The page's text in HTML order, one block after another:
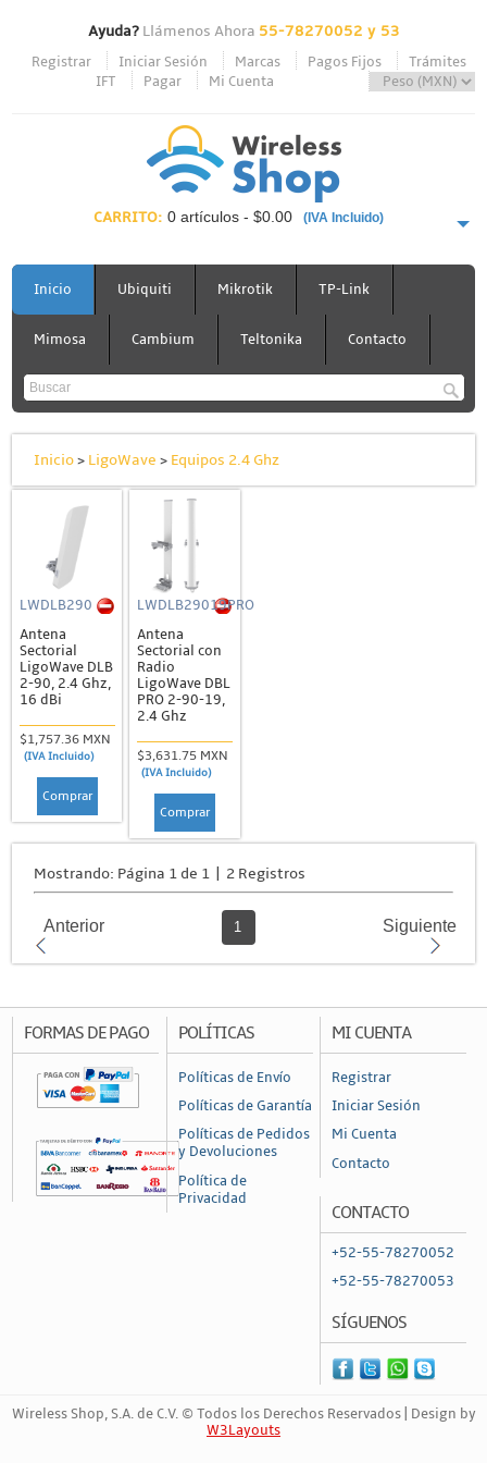
Ayuda?Llámenos Ahora 55-78270052 y 53
Registrar Iniciar Sesión Marcas Pagos Fijos
Trámites
IFT
Pagar Mi Cuenta
CARRITO: 0 artículos - $0.00 (IVA Incluido)
PAGAR AHORA
Inicio Ubiquiti Mikrotik TP-Link
Mimosa Cambium Teltonika Contacto
Inicio> LigoWave > Equipos 2.4 Ghz
LWDLB290
Antena
Sectorial
LigoWave DLB
2-90, 2.4 Ghz,
16 dBi
$1,757.36 MXN
(IVA Incluido)
Comprar
LWDLB29019PRO
Antena
Sectorial con
Radio
LigoWave DBL
PRO 2-90-19,
2.4 Ghz
$3,631.75 MXN
(IVA Incluido)
Comprar
Mostrando: Página 1 de 1 | 2 Registros
Anterior 1 Siguiente
FORMAS DE PAGO POLÍTICAS
Políticas de Envío
Políticas de Garantía
Políticas de Pedidos
y Devoluciones
Política de
Privacidad
MI CUENTA
Registrar
Iniciar Sesión
Mi Cuenta
Contacto
CONTACTO
+52-55-78270052
+52-55-78270053
SÍGUENOS
Wireless Shop, S.A. de C.V. © Todos los Derechos Reservados | Design by
W3Layouts